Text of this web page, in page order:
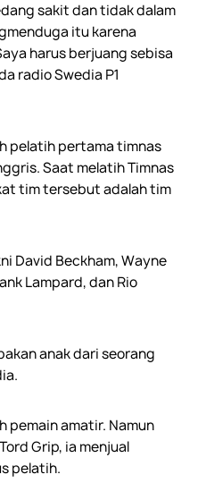
sakit dan tidak dalam
itu karena
harus berjuang sebisa
radio Swedia P1
pelatih pertama timnas
Saat melatih Timnas
tim tersebut adalah tim
David Beckham, Wayne
Lampard, dan Rio
anak dari seorang
pemain amatir. Namun
Grip, ia menjual
pelatih.